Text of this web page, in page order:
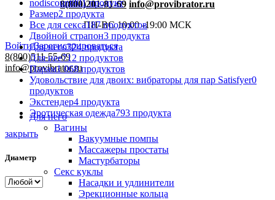
8(800)201-81-69 info@provibrator.ru
ПН-ВС 10:00 -19:00 МСК
Войти/Зарегистрироваться
8(800)511-55-69
info@provibrator.ru
Для него
Вагины
Вакуумные помпы
Массажеры простаты
Мастурбаторы
Секс куклы
Насадки и удлинители
Эрекционные кольца
nodiscount801 продукт
Размер2 продукта
Все для секса187 продуктов
Двойной страпон3 продукта
Для него324 продукта
Для нее712 продуктов
Парам1 068 продуктов
Удовольствие для двоих: вибраторы для пар Satisfyer0
продуктов
Экстендер4 продукта
Эротическая одежда793 продукта
закрыть
Диаметр